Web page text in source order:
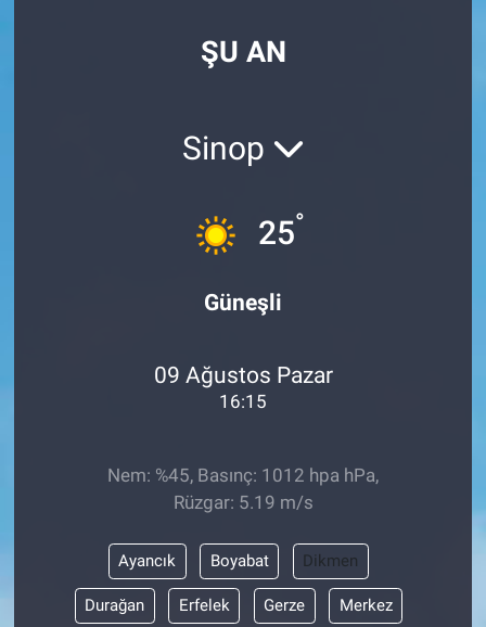
ŞU AN
Sinop
25°
Güneşli
09 Ağustos Pazar
16:15
Nem: %45, Basınç: 1012 hpa hPa,
Rüzgar: 5.19 m/s
Ayancık Boyabat Dikmen
Durağan Erfelek Gerze Merkez